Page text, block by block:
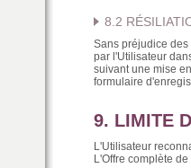
8.2
Sans préjudice
par l'Utilisateur
suivant une mise
formulaire
9. LIMITE
L'Utilisateur
L'Offre complète